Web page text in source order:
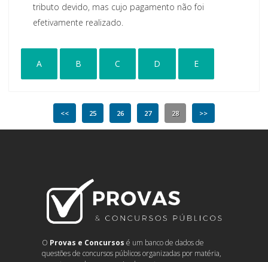
tributo devido, mas cujo pagamento não foi
efetivamente realizado.
A B C D E
<< 25 26 27 28 >>
O Provas e Concursos é um banco de dados de
questões de concursos públicos organizadas por matéria,